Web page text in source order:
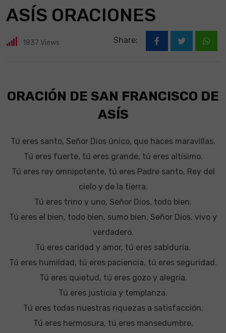
ASÍS ORACIONES
1837 Views Share:
ORACIÓN DE SAN FRANCISCO DE
ASÍS
Tú eres santo, Señor Dios único, que haces maravillas.
Tú eres fuerte, tú eres grande, tú eres altísimo.
Tú eres rey omnipotente, tú eres Padre santo, Rey del
cielo y de la tierra.
Tú eres trino y uno, Señor Dios, todo bien.
Tú eres el bien, todo bien, sumo bien, Señor Dios, vivo y
verdadero.
Tú eres caridad y amor, tú eres sabiduría.
Tú eres humildad, tú eres paciencia, tú eres seguridad.
Tú eres quietud, tú eres gozo y alegría.
Tú eres justicia y templanza.
Tú eres todas nuestras riquezas a satisfacción.
Tú eres hermosura, tú eres mansedumbre.